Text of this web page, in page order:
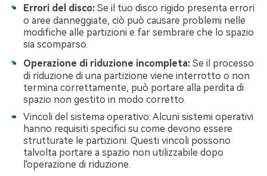
Errori del disco: Se il tuo disco rigido presenta errori
o aree danneggiate, ciò può causare problemi nelle
modifiche alle partizioni e far sembrare che lo spazio
sia scomparso.
Operazione di riduzione incompleta: Se il processo
di riduzione di una partizione viene interrotto o non
termina correttamente, può portare alla perdita di
spazio non gestito in modo corretto.
Vincoli del sistema operativo: Alcuni sistemi operativi
hanno requisiti specifici su come devono essere
strutturate le partizioni. Questi vincoli possono
talvolta portare a spazio non utilizzabile dopo
l'operazione di riduzione.